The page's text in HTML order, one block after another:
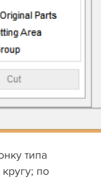
типа
по